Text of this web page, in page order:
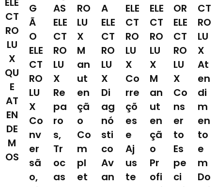
CT
RO
LU
X
QU
E
AT
EN
DE
M
OS
G
Ã
O
ELE
CT
RO
LU
X
Co
nv
er
sã
o,
AS
ELE
CT
RO
LU
X
Re
pa
ro
s,
Tr
oc
as
RO
LU
X
M
an
ut
en
çã
o
Co
m
pl
et
A
ELE
CT
RO
LU
X
Di
ag
nó
sti
co
Av
an
ELE
CT
RO
LU
X
Co
rre
çõ
es
e
Aj
us
te
ELE
CT
RO
LU
X
M
an
ut
en
çã
o
Pr
ofi
OR
ELE
CT
RO
LU
X
Co
ns
er
to
Es
pe
ci
CT
RO
LU
X
At
en
di
m
en
to
e
m
Do